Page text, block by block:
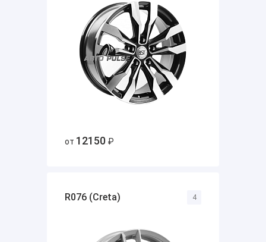
от 12150 ₽
R076 (Creta) 4